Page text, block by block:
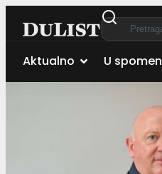
Aktualno U spomen